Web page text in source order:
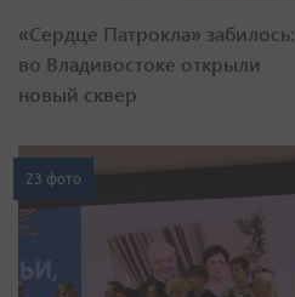
«Сердце Патрокла» забилось:
во Владивостоке открыли
новый сквер
23 фото